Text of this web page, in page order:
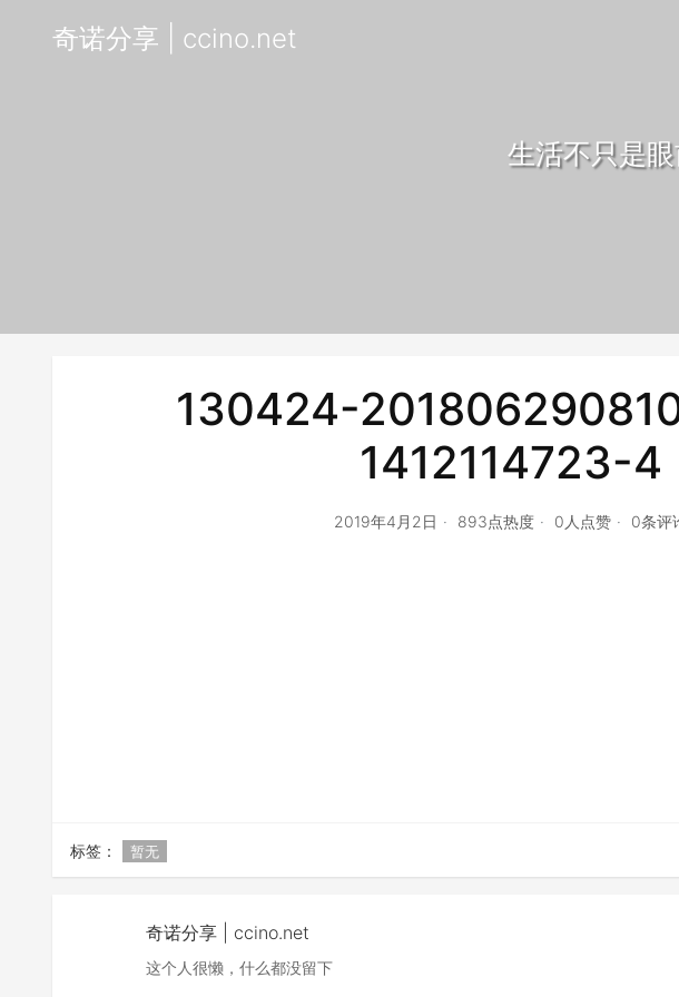
奇诺分享 | ccino.net
生活不只是
130424-
1412114723-4
2019年4月2日 893点热度 0人点赞 0条评
标签： 暂无
奇诺分享 | ccino.net
这个人很懒，什么都没留下